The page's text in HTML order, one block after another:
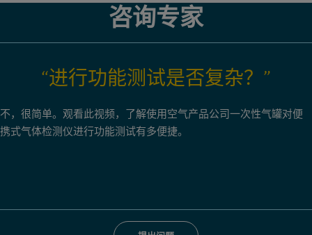
咨询专家
“进行功能测试是否复杂？”
不，很简单。观看此视频，了解使用空气产品公司一次性气罐对便
携式气体检测仪进行功能测试有多便捷。